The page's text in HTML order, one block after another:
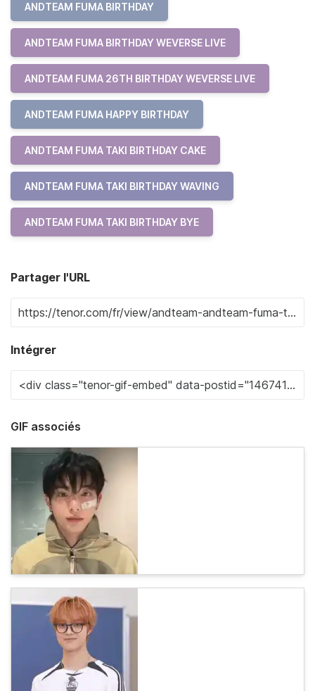
ANDTEAM FUMA BIRTHDAY
ANDTEAM FUMA BIRTHDAY WEVERSE LIVE
ANDTEAM FUMA 26TH BIRTHDAY WEVERSE LIVE
ANDTEAM FUMA HAPPY BIRTHDAY
ANDTEAM FUMA TAKI BIRTHDAY CAKE
ANDTEAM FUMA TAKI BIRTHDAY WAVING
ANDTEAM FUMA TAKI BIRTHDAY BYE
Partager l'URL
Intégrer
GIF associés